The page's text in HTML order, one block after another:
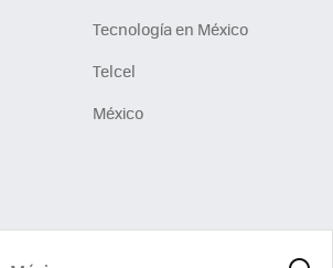
Tecnología en México
Telcel
México